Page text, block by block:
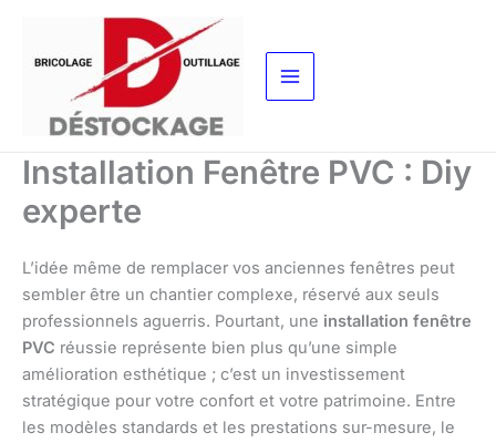
contenu
Installation Fenêtre PVC : Diy
experte
L’idée même de remplacer vos anciennes fenêtres peut
sembler être un chantier complexe, réservé aux seuls
professionnels aguerris. Pourtant, une installation fenêtre
PVC réussie représente bien plus qu’une simple
amélioration esthétique ; c’est un investissement
stratégique pour votre confort et votre patrimoine. Entre
les modèles standards et les prestations sur-mesure, le